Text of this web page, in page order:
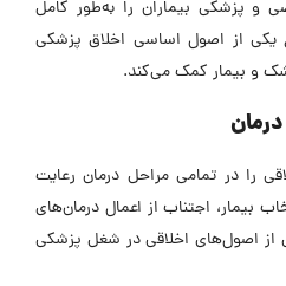
و پزشکی بیماران را به‌طور کامل
یکی از اصول اساسی اخلاق پزشکی
و بیمار کمک می‌کند.
را در تمامی مراحل درمان رعایت
بیمار، اجتناب از اعمال درمان‌های
از اصول‌های اخلاقی در شغل پزشکی